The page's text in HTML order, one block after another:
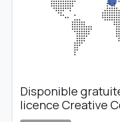
Disponible
licence Creative